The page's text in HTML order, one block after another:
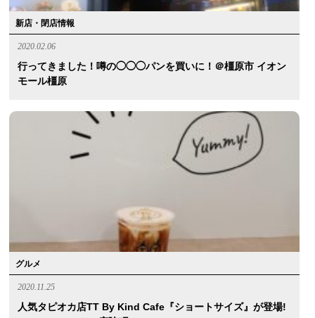
新店・閉店情報
2020.02.06
行ってきました！噂の◯◯◯パンを買いに！＠橿原市 イオン
モール橿原
グルメ
2020.11.25
人気タピオカ店TT By Kind Cafe『ショートサイズ』が登場!